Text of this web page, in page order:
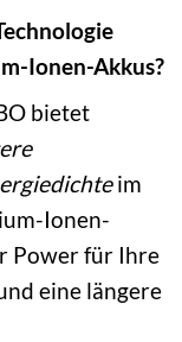
Ionen-Akkus?
bietet
im
Ionen-
Power für Ihre
eine längere